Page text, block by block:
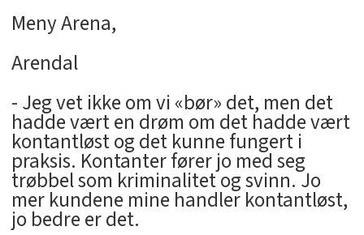
Meny Arena,
Arendal
- Jeg vet ikke om vi «bør» det, men det
hadde vært en drøm om det hadde vært
kontantløst og det kunne fungert i
praksis. Kontanter fører jo med seg
trøbbel som kriminalitet og svinn. Jo
mer kundene mine handler kontantløst,
jo bedre er det.